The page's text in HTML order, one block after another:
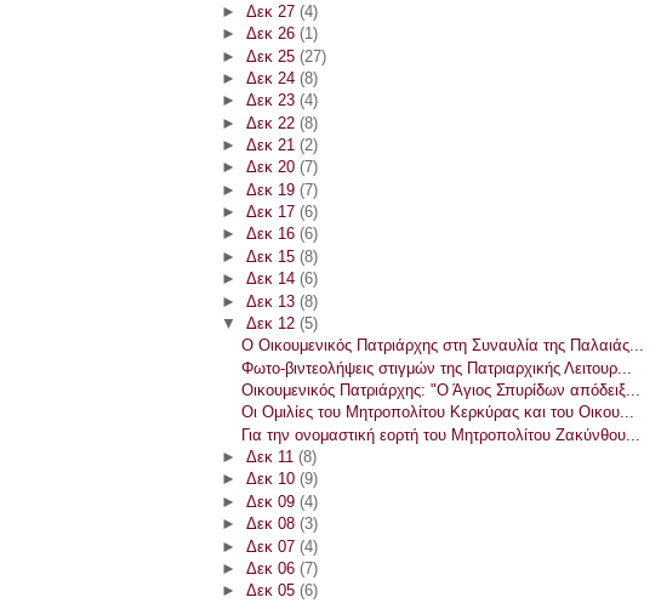
► Δεκ 27 (4)
► Δεκ 26 (1)
► Δεκ 25 (27)
► Δεκ 24 (8)
► Δεκ 23 (4)
► Δεκ 22 (8)
► Δεκ 21 (2)
► Δεκ 20 (7)
► Δεκ 19 (7)
► Δεκ 17 (6)
► Δεκ 16 (6)
► Δεκ 15 (8)
► Δεκ 14 (6)
► Δεκ 13 (8)
▼ Δεκ 12 (5)
Ο Οικουμενικός Πατριάρχης στη Συναυλία της Παλαιάς...
Φωτο-βιντεολήψεις στιγμών της Πατριαρχικής Λειτουρ...
Οικουμενικός Πατριάρχης: "Ο Άγιος Σπυρίδων απόδειξ...
Οι Ομιλίες του Μητροπολίτου Κερκύρας και του Οικου...
Για την ονομαστική εορτή του Μητροπολίτου Ζακύνθου...
► Δεκ 11 (8)
► Δεκ 10 (9)
► Δεκ 09 (4)
► Δεκ 08 (3)
► Δεκ 07 (4)
► Δεκ 06 (7)
► Δεκ 05 (6)